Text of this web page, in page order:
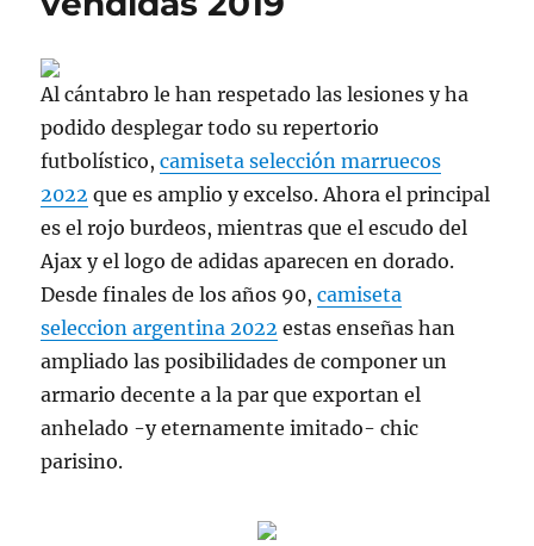
Al cántabro le han respetado las lesiones y ha
podido desplegar todo su repertorio
futbolístico,camiseta selección marruecos
2022 que es amplio y excelso. Ahora el principal
es el rojo burdeos, mientras que el escudo del
Ajax y el logo de adidas aparecen en dorado.
Desde finales de los años 90,camiseta
seleccion argentina 2022 estas enseñas han
ampliado las posibilidades de componer un
armario decente a la par que exportan el
anhelado -y eternamente imitado- chic
parisino.